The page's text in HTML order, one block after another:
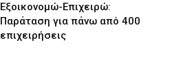
Εξοικονομώ-Επιχειρώ:
Παράταση για πάνω από 400
επιχειρήσεις